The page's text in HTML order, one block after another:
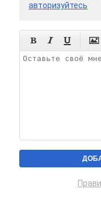
авторизуйтесь
   